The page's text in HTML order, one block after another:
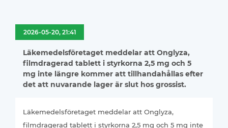
2026-05-20, 21:41
Läkemedelsföretaget meddelar att Onglyza,
filmdragerad tablett i styrkorna 2,5 mg och 5
mg inte längre kommer att tillhandahållas efter
det att nuvarande lager är slut hos grossist.
Läkemedelsföretaget meddelar att Onglyza,
filmdragerad tablett i styrkorna 2,5 mg och 5 mg inte